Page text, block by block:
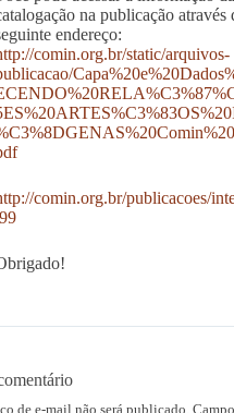
na publicação através
endereço:
comin.org.br/static/arquivos-
comin.org.br/publicacoes/
de e-mail não será publicado.